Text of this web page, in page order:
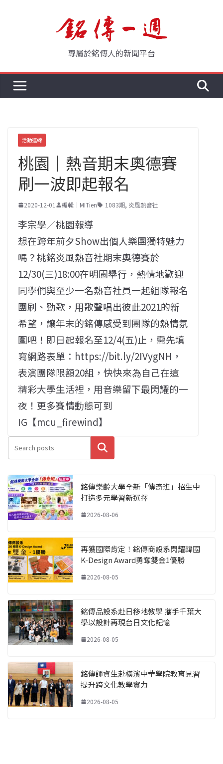
專屬於銘傳人的新聞平台
活動連線
桃園｜熱音期末奧德賽
刷一波即起報名
2020-12-01 編輯｜MITien 1083期, 炎風熱音社
李宗學／桃園報導
想在跨年前夕Show出個人樂團獨特魅力
嗎？桃銘炎風熱音社期末奧德賽於
12/30(三)18:00在明園舉行，熱情地歡迎
同學們與至少一名熱音社員一起組隊報名
團刷、勁歌，用歌聲唱出彼此2021的新
希望，讓年末的銘傳感受到團隊的熱情氛
圍吧！即日起報名至12/4(五)止，需先填
寫網路表單：https://bit.ly/2IVygNH，
表演團隊限額20組，快快來為自己在這
精彩大學生活裡，用音樂留下最閃耀的一
夜！更多賽情動態可到
IG【mcu_firewind】
搜尋
銘傳樂齡大學全新「傳奇班」招生中
打造多元學習新選擇
2026-08-06
再獲國際肯定！銘傳商設系閃耀韓國
K-Design Award勇奪雙金1優勝
2026-08-05
銘傳品設系赴日移地教學 攜手千葉大
學以設計再現台日文化記憶
2026-08-05
銘傳師資生赴橫濱中華學院教育見習
提升跨文化教學實力
2026-08-05